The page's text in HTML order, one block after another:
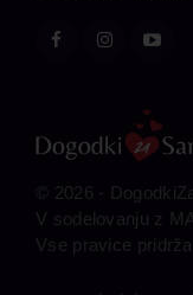
© 2026 -
V sodelovanju z
Vse pravice